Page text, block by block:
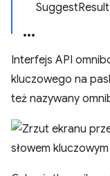
SuggestResult
Interfejs API
kluczowego na
też nazywany